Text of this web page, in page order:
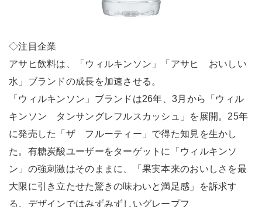
◇注目企業
アサヒ飲料は、「ウィルキンソン」「アサヒ おいしい
水」ブランドの成長を加速させる。
「ウィルキンソン」ブランドは26年、3月から「ウィル
キンソン タンサングレフルスカッシュ」を展開。25年
に発売した「ザ フルーティー」で得た知見を生かし
た。有糖炭酸ユーザーをターゲットに「ウィルキンソ
ン」の強刺激はそのままに、「果実本来のおいしさを最
大限に引き立たせた驚きの味わいと満足感」を訴求す
る。デザインではみずみずしいグレープフ